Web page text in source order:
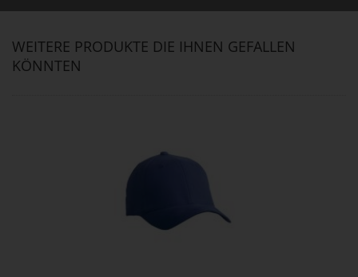
WEITERE PRODUKTE DIE IHNEN GEFALLEN
KÖNNTEN